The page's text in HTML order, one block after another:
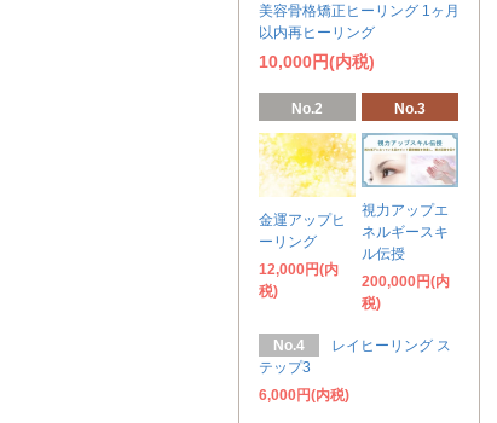
美容骨格矯正ヒーリング 1ヶ月
以内再ヒーリング
10,000円(内税)
No.2
金運アップヒ
ーリング
12,000円(内
税)
No.3
視力アップエ
ネルギースキ
ル伝授
200,000円(内
税)
No.4
レイヒーリング ス
テップ3
6,000円(内税)